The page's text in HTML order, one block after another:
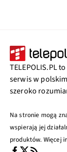
TELEPOLIS.PL
serwis w
szeroko
Na stronie mogą
wspierają jej
produktów. Więcej